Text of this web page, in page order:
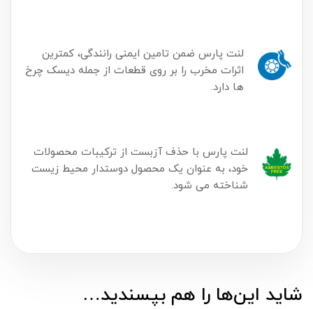
لنت پارس ضمن تامین ایمنی رانندگی، کمترین
اثرات مخرب را بر روی قطعات از جمله دیسک چرخ
ها دارد.
لنت پارس با حذف آزبست از ترکیبات محصولات
خود، به عنوان یک محصول دوستدار محیط زیست
شناخته می شود.
شاید این‌ها را هم بپسندید…